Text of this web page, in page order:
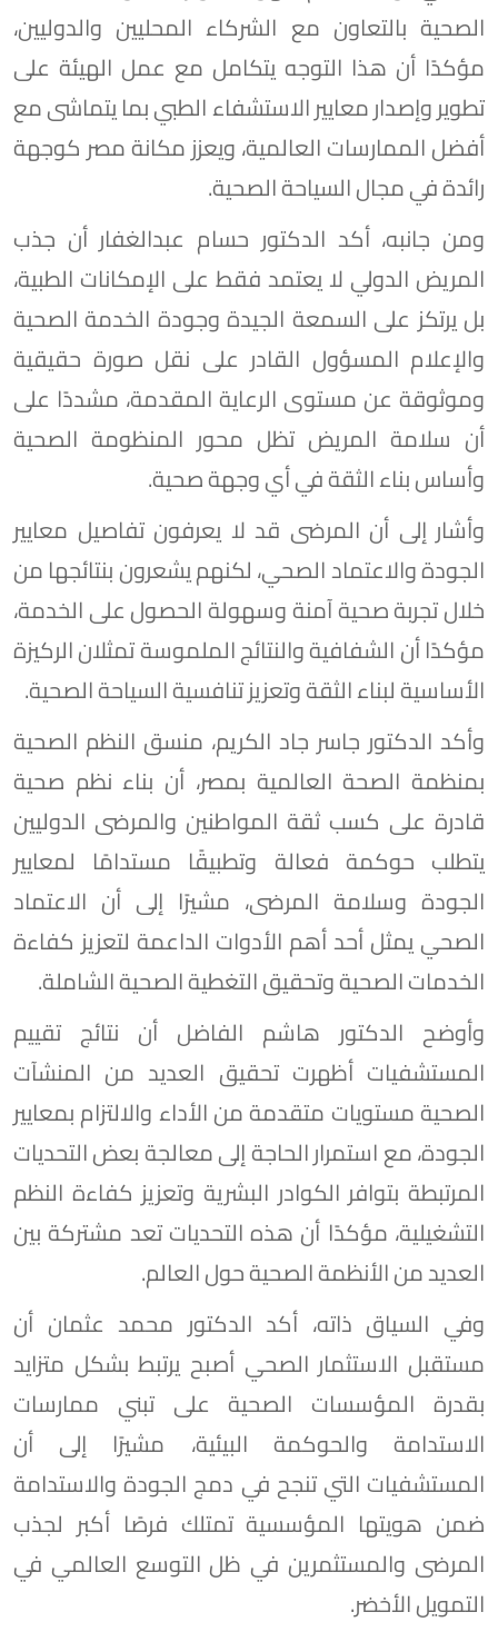
الصحية بالتعاون مع الشركاء المحليين والدوليين،
مؤكدًا أن هذا التوجه يتكامل مع عمل الهيئة على
تطوير وإصدار معايير الاستشفاء الطبي بما يتماشى مع
أفضل الممارسات العالمية، ويعزز مكانة مصر كوجهة
رائدة في مجال السياحة الصحية.
ومن جانبه، أكد الدكتور حسام عبدالغفار أن جذب
المريض الدولي لا يعتمد فقط على الإمكانات الطبية،
بل يرتكز على السمعة الجيدة وجودة الخدمة الصحية
والإعلام المسؤول القادر على نقل صورة حقيقية
وموثوقة عن مستوى الرعاية المقدمة، مشددًا على
أن سلامة المريض تظل محور المنظومة الصحية
وأساس بناء الثقة في أي وجهة صحية.
وأشار إلى أن المرضى قد لا يعرفون تفاصيل معايير
الجودة والاعتماد الصحي، لكنهم يشعرون بنتائجها من
خلال تجربة صحية آمنة وسهولة الحصول على الخدمة،
مؤكدًا أن الشفافية والنتائج الملموسة تمثلان الركيزة
الأساسية لبناء الثقة وتعزيز تنافسية السياحة الصحية.
وأكد الدكتور جاسر جاد الكريم، منسق النظم الصحية
بمنظمة الصحة العالمية بمصر، أن بناء نظم صحية
قادرة على كسب ثقة المواطنين والمرضى الدوليين
يتطلب حوكمة فعالة وتطبيقًا مستدامًا لمعايير
الجودة وسلامة المرضى، مشيرًا إلى أن الاعتماد
الصحي يمثل أحد أهم الأدوات الداعمة لتعزيز كفاءة
الخدمات الصحية وتحقيق التغطية الصحية الشاملة.
وأوضح الدكتور هاشم الفاضل أن نتائج تقييم
المستشفيات أظهرت تحقيق العديد من المنشآت
الصحية مستويات متقدمة من الأداء والالتزام بمعايير
الجودة، مع استمرار الحاجة إلى معالجة بعض التحديات
المرتبطة بتوافر الكوادر البشرية وتعزيز كفاءة النظم
التشغيلية، مؤكدًا أن هذه التحديات تعد مشتركة بين
العديد من الأنظمة الصحية حول العالم.
وفي السياق ذاته، أكد الدكتور محمد عثمان أن
مستقبل الاستثمار الصحي أصبح يرتبط بشكل متزايد
بقدرة المؤسسات الصحية على تبني ممارسات
الاستدامة والحوكمة البيئية، مشيرًا إلى أن
المستشفيات التي تنجح في دمج الجودة والاستدامة
ضمن هويتها المؤسسية تمتلك فرصًا أكبر لجذب
المرضى والمستثمرين في ظل التوسع العالمي في
التمويل الأخضر.